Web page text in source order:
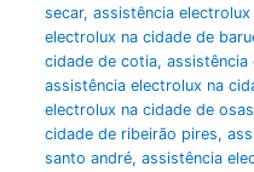
secar, assistência electrolux
electrolux na cidade de
cidade de cotia, assistência
assistência electrolux na
electrolux na cidade de
cidade de ribeirão pires,
santo andré, assistência